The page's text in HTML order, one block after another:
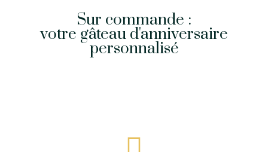
Sur commande :
votre gâteau d'anniversaire
personnalisé